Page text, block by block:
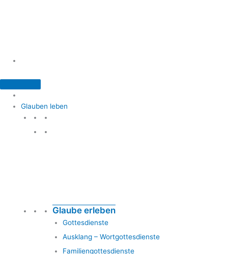
Glauben leben
Glaube erleben
Gottesdienste
Ausklang – Wortgottesdienste
Familiengottesdienste